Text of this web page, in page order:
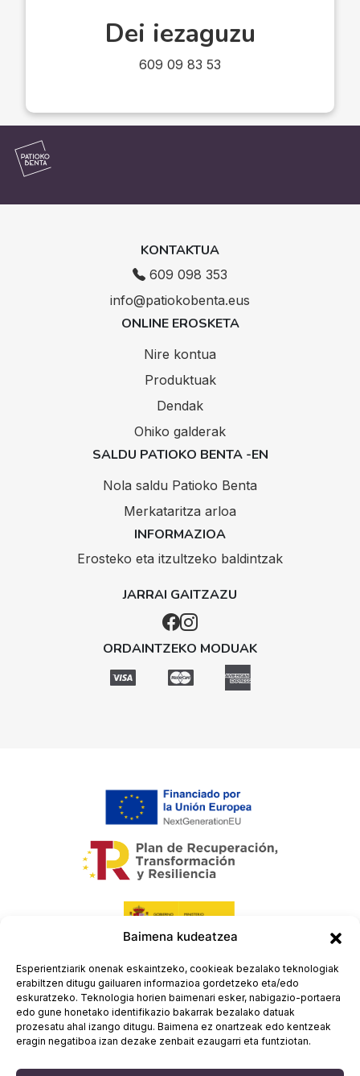
Baimena kudeatzea
Esperientziarik onenak eskaintzeko, cookieak bezalako teknologiak
erabiltzen ditugu gailuaren informazioa gordetzeko eta/edo
eskuratzeko. Teknologia horien baimenari esker, nabigazio-portaera
edo gune honetako identifikazio bakarrak bezalako datuak
prozesatu ahal izango ditugu. Baimena ez onartzeak edo kentzeak
eragin negatiboa izan dezake zenbait ezaugarri eta funtziotan.
Dei iezaguzu
609 09 83 53
KONTAKTUA
609 098 353
info@patiokobenta.eus
ONLINE EROSKETA
Nire kontua
Produktuak
Dendak
Ohiko galderak
SALDU PATIOKO BENTA -EN
Nola saldu Patioko Benta
Merkataritza arloa
INFORMAZIOA
Erosteko eta itzultzeko baldintzak
JARRAI GAITZAZU
ORDAINTZEKO MODUAK
Legezko oharra